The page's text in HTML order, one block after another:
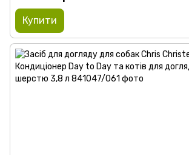
Купити